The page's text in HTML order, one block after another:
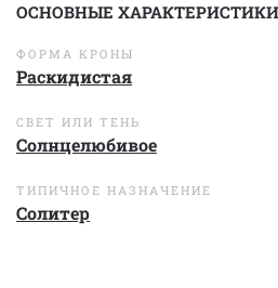
ОСНОВНЫЕ ХАРАКТЕРИСТИКИ
ФОРМА КРОНЫ
Раскидистая
СВЕТ ИЛИ ТЕНЬ
Солнцелюбивое
ТИПИЧНОЕ НАЗНАЧЕНИЕ
Солитер